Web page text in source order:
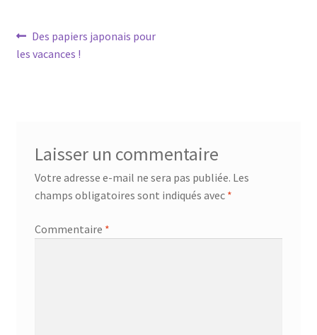
Navigation
de
Article
précédent :
Des papiers japonais pour
les vacances !
Laisser un commentaire
Votre adresse e-mail ne sera pas publiée. Les
champs obligatoires sont indiqués avec *
Commentaire *